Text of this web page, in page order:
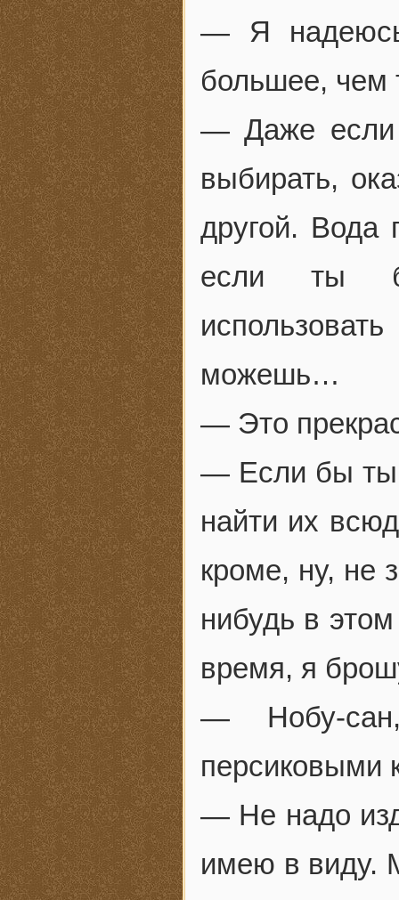
— Я
большее, чем
— Даже если
выбирать,
другой. Вода
если ты
можешь…
— Это
— Если бы ты
найти их
кроме, ну, не
нибудь в
время, я
— Нобу-
персиковыми
— Не надо
имею в виду.